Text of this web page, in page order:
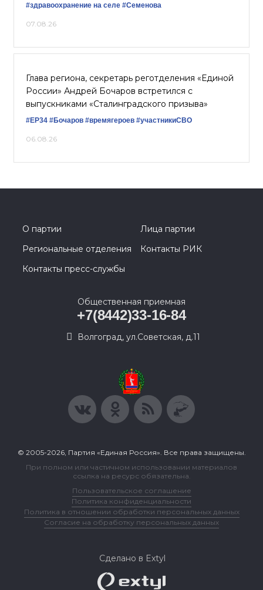
#здравоохранение на селе #Семенова
07.08.26
Глава региона, секретарь реготделения «Единой
России» Андрей Бочаров встретился с
выпускниками «Сталинградского призыва»
#ЕР34 #Бочаров #времягероев #участникиСВО
06.08.26
О партии
Лица партии
Региональные отделения
Контакты РИК
Контакты пресс-службы
Общественная приемная
+7(8442)33-16-84
Волгоград, ул.Советская, д.11
© 2005-2026, Партия «Единая Россия». Все права защищены.
При полном или частичном использовании материалов
ссылка на ресурс обязательна.
Пользовательское соглашение
Политика конфиденциальности
Политика в отношении обработки персональных данных
Согласие на обработку персональных данных
Сделано в Extyl